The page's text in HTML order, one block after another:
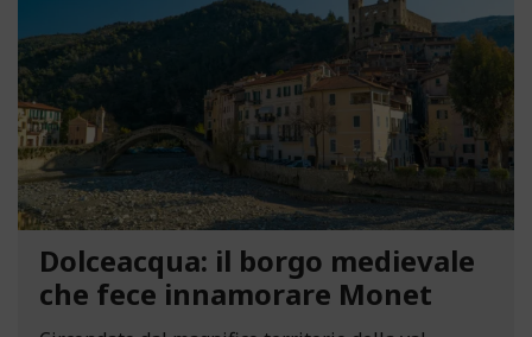
Dolceacqua: il borgo medievale
che fece innamorare Monet